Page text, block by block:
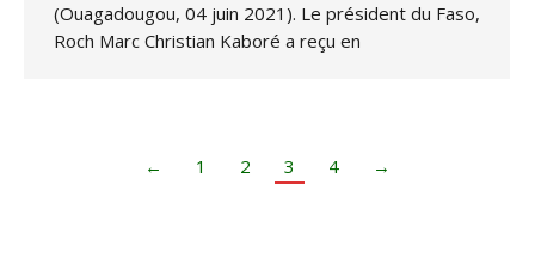
(Ouagadougou, 04 juin 2021). Le président du Faso,
Roch Marc Christian Kaboré a reçu en
← 1 2 3 4 →